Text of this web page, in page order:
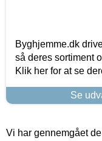
Byghjemme.dk
så deres sortiment
Klik her for at se
Se
Vi har gennemgået